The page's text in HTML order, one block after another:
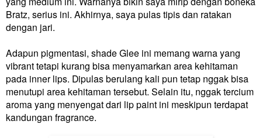
Bratz, serius ini. Akhirnya, saya pulas tipis dan ratakan
dengan jari.
Adapun pigmentasi, shade Glee ini memang warna yang
vibrant tetapi kurang bisa menyamarkan area kehitaman
pada inner lips. Dipulas berulang kali pun tetap nggak bisa
menutupi area kehitaman tersebut. Selain itu, nggak tercium
aroma yang menyengat dari lip paint ini meskipun terdapat
kandungan fragrance.